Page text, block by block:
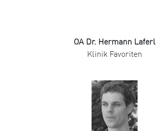
OA Dr. Hermann Laferl
Klinik Favoriten